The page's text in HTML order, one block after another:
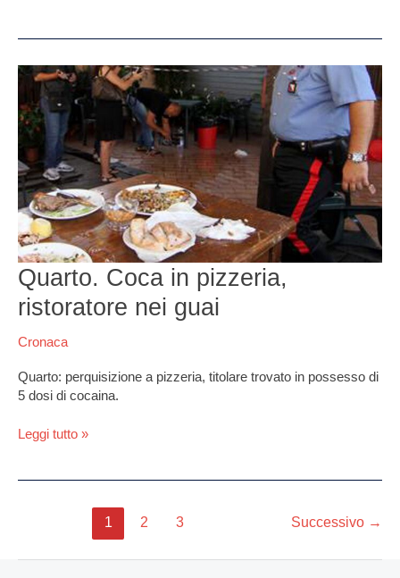
Quarto. Coca in pizzeria,
ristoratore nei guai
Cronaca
Quarto: perquisizione a pizzeria, titolare trovato in possesso di
5 dosi di cocaina.
Quarto.
Coca
in
pizzeria,
ristoratore
nei
guai
Leggi tutto »
1 2 3 Successivo →